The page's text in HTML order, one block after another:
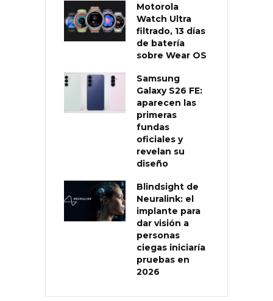
Motorola
Watch Ultra
filtrado, 13 días
de batería
sobre Wear OS
Samsung
Galaxy S26 FE:
aparecen las
primeras
fundas
oficiales y
revelan su
diseño
Blindsight de
Neuralink: el
implante para
dar visión a
personas
ciegas iniciaría
pruebas en
2026